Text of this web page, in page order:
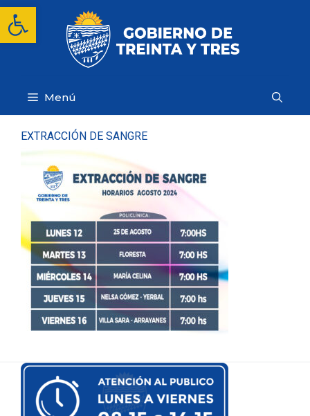
Abrir barra de herramientas
Saltar
contenido
Menú
EXTRACCIÓN DE SANGRE